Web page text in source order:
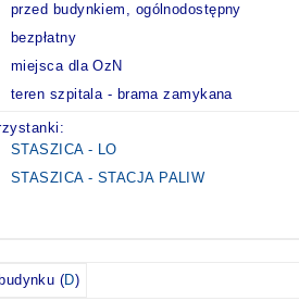
przed budynkiem, ogólnodostępny
bezpłatny
miejsca dla OzN
teren szpitala - brama zamykana
STASZICA - LO
STASZICA - STACJA PALIW
(D)